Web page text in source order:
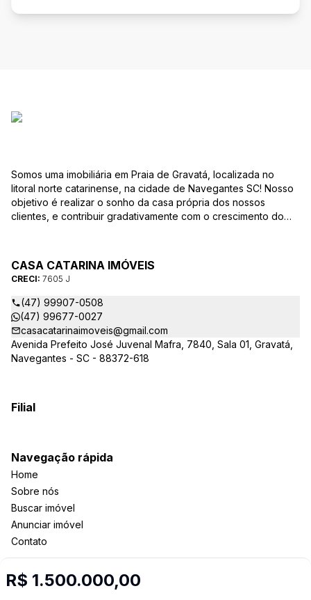
R$ 1.500.000,00
Somos uma imobiliária em Praia de Gravatá, localizada no
litoral norte catarinense, na cidade de Navegantes SC! Nosso
objetivo é realizar o sonho da casa própria dos nossos
clientes, e contribuir gradativamente com o crescimento do
CASA CATARINA IMÓVEIS
CRECI: 7605 J
(47) 99907-0508
(47) 99677-0027
casacatarinaimoveis@gmail.com
Avenida Prefeito José Juvenal Mafra, 7840, Sala 01, Gravatá,
Navegantes - SC - 88372-618
Filial
Navegação rápida
Home
Sobre nós
Buscar imóvel
Anunciar imóvel
Contato